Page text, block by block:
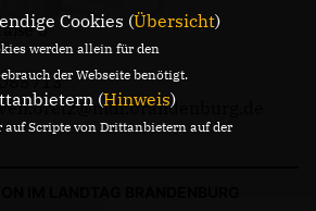
3
IM LANDTAG BRANDENBURG
Cookies (Übersicht)
werden allein für den
der Webseite benötigt.
(Hinweis)
auf Scripte von Drittanbietern auf der